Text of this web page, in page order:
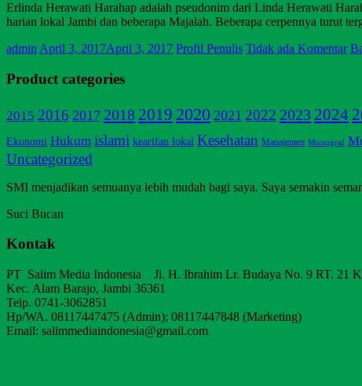
Erlinda Herawati Harahap adalah pseudonim dari Linda Herawati
harian lokal Jambi dan beberapa Majalah. Beberapa cerpennya turut
admin April 3, 2017April 3, 2017 Profil Penulis Tidak ada Komentar
Product categories
2015 2016 2017 2018 2019 2020 2021 2022 2023 2024
Ekonomi Hukum islami kearifan lokal Kesehatan Manajemen Monograf
Uncategorized
SMI menjadikan semuanya lebih mudah bagi saya. Saya semakin
Suci Bucan
Kontak
PT Salim Media Indonesia Jl. H. Ibrahim Lr. Budaya No. 9 RT. 21
Kec. Alam Barajo, Jambi 36361
Telp. 0741-3062851
Hp/WA. 08117447475 (Admin); 08117447848 (Marketing)
Email: salimmediaindonesia@gmail.com